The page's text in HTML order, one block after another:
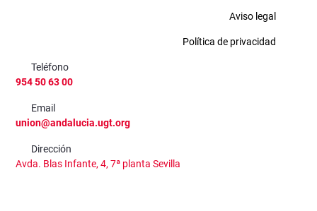
Aviso legal
Política de privacidad
Teléfono
954 50 63 00
Email
union@andalucia.ugt.org
Dirección
Avda. Blas Infante, 4, 7ª planta Sevilla